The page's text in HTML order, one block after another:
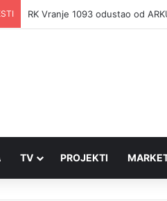
RK Vranje 1093 odustao od
TV PROJEKTI